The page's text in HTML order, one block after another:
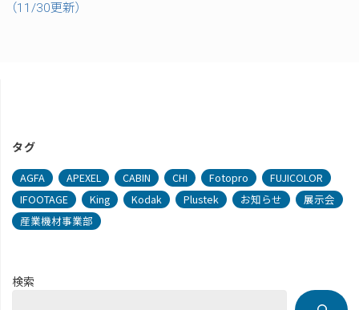
（11/30更新）
タグ
AGFA APEXEL CABIN CHI Fotopro
FUJICOLOR
IFOOTAGE
King Kodak Plustek お知らせ
展示会
産業機材事業部
検索